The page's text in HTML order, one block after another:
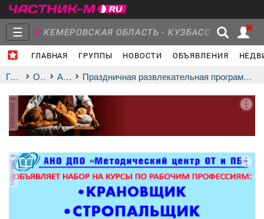
☰ КЕМЕРОВСКАЯ ОБЛАСТЬ - КУЗБАСС
ГЛАВНАЯ ГРУППЫ НОВОСТИ ОБЪЯВЛЕНИЯ
Объявления Недвижимость Услуги
ГлавнаяОтдых афиша Праздничная развлекательная программа «У нас Родина одна, мы, –великая страна!»
реклама
реклама